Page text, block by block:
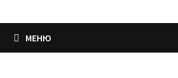
МЕНЮ